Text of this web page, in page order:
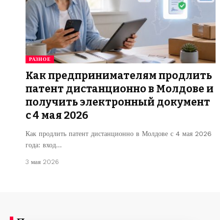
РАЗНОЕ
Как предпринимателям продлить
патент дистанционно в Молдове и
получить электронный документ
с 4 мая 2026
Как продлить патент дистанционно в Молдове с 4 мая 2026
года: вход…
3 мая 2026